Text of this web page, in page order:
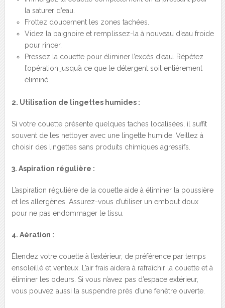
la saturer d’eau.
Frottez doucement les zones tachées.
Videz la baignoire et remplissez-la à nouveau d’eau froide
pour rincer.
Pressez la couette pour éliminer l’excès d’eau. Répétez
l’opération jusqu’à ce que le détergent soit entièrement
éliminé.
2. Utilisation de lingettes humides :
Si votre couette présente quelques taches localisées, il suffit
souvent de les nettoyer avec une lingette humide. Veillez à
choisir des lingettes sans produits chimiques agressifs.
3. Aspiration régulière :
L’aspiration régulière de la couette aide à éliminer la poussière
et les allergènes. Assurez-vous d’utiliser un embout doux
pour ne pas endommager le tissu.
4. Aération :
Étendez votre couette à l’extérieur, de préférence par temps
ensoleillé et venteux. L’air frais aidera à rafraîchir la couette et à
éliminer les odeurs. Si vous n’avez pas d’espace extérieur,
vous pouvez aussi la suspendre près d’une fenêtre ouverte.